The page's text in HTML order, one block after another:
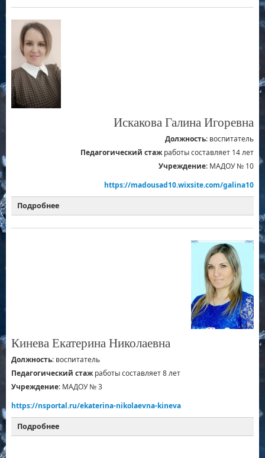
Искакова Галина Игоревна
Должность: воспитатель
Педагогический стажработы составляет 14 лет
Учреждение: МАДОУ № 10
https://madousad10.wixsite.com/galina10
Подробнее
Кинева Екатерина Николаевна
Должность: воспитатель
Педагогический стажработы составляет 8 лет
Учреждение: МАДОУ № 3
https://nsportal.ru/ekaterina-nikolaevna-kineva
Подробнее